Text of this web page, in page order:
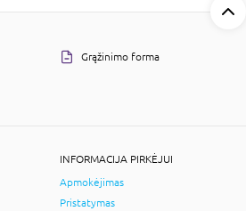
Grąžinimo forma
INFORMACIJA PIRKĖJUI
Apmokėjimas
Pristatymas